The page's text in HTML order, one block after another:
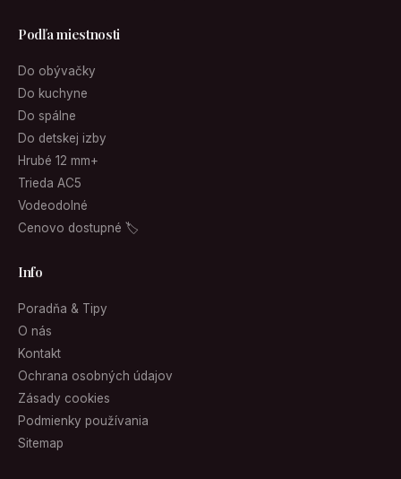
Podľa miestnosti
Do obývačky
Do kuchyne
Do spálne
Do detskej izby
Hrubé 12 mm+
Trieda AC5
Vodeodolné
Cenovo dostupné 🏷
Info
Poradňa & Tipy
O nás
Kontakt
Ochrana osobných údajov
Zásady cookies
Podmienky používania
Sitemap